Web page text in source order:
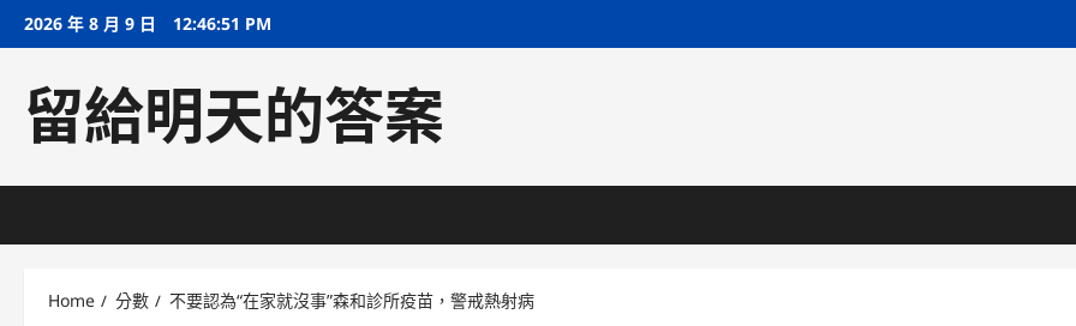
Skip2026 年 8 月 9 日 12:46:52 PM
留給明天的答案
Home 分數 不要認為“在家就沒事”森和診所疫苗，警戒熱射病